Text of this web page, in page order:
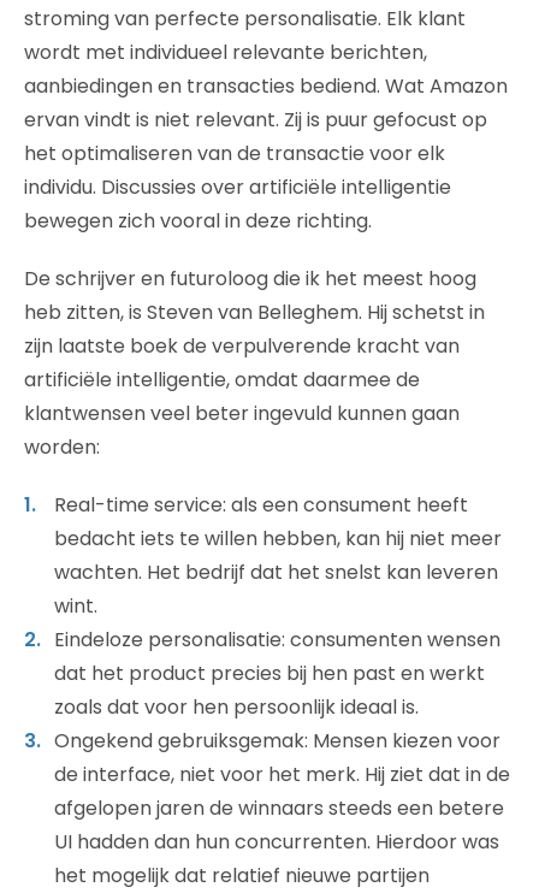
stroming van perfecte personalisatie. Elk klant
wordt met individueel relevante berichten,
aanbiedingen en transacties bediend. Wat Amazon
ervan vindt is niet relevant. Zij is puur gefocust op
het optimaliseren van de transactie voor elk
individu. Discussies over artificiële intelligentie
bewegen zich vooral in deze richting.
De schrijver en futuroloog die ik het meest hoog
heb zitten, is Steven van Belleghem. Hij schetst in
zijn laatste boek de verpulverende kracht van
artificiële intelligentie, omdat daarmee de
klantwensen veel beter ingevuld kunnen gaan
worden:
Real-time service: als een consument heeft
bedacht iets te willen hebben, kan hij niet meer
wachten. Het bedrijf dat het snelst kan leveren
wint.
Eindeloze personalisatie: consumenten wensen
dat het product precies bij hen past en werkt
zoals dat voor hen persoonlijk ideaal is.
Ongekend gebruiksgemak: Mensen kiezen voor
de interface, niet voor het merk. Hij ziet dat in de
afgelopen jaren de winnaars steeds een betere
UI hadden dan hun concurrenten. Hierdoor was
het mogelijk dat relatief nieuwe partijen